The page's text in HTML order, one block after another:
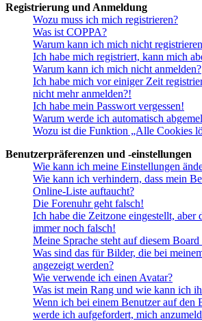
Registrierung und Anmeldung
Wozu muss ich mich registrieren?
Was ist COPPA?
Warum kann ich mich nicht
Ich habe mich registriert, kann mich
Warum kann ich mich nicht anmelden?
Ich habe mich vor einiger Zeit
nicht mehr anmelden?!
Ich habe mein Passwort vergessen!
Warum werde ich automatisch
Wozu ist die Funktion „Alle Cookies
Benutzerpräferenzen und -einstellungen
Wie kann ich meine Einstellungen
Wie kann ich verhindern, dass mein
Online-Liste auftaucht?
Die Forenuhr geht falsch!
Ich habe die Zeitzone eingestellt, aber
immer noch falsch!
Meine Sprache steht auf diesem
Was sind das für Bilder, die bei
angezeigt werden?
Wie verwende ich einen Avatar?
Was ist mein Rang und wie kann ich
Wenn ich bei einem Benutzer auf
werde ich aufgefordert, mich